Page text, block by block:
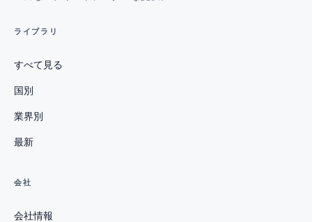
ライブラリ
すべて見る
国別
業界別
最新
会社
会社情報